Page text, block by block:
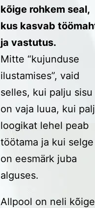
kõige rohkem seal,
kus kasvab
ja vastutus.
Mitte “kujunduse
ilustamises”, vaid
selles, kui palju sisu
on vaja luua, kui
loogikat lehel peab
töötama ja kui selge
on eesmärk juba
alguses.
Allpool on neli kõige